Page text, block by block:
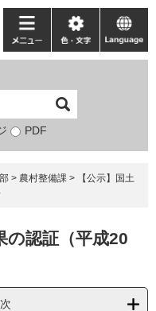
PDF
メ
ニ
ー
色・
文
language
> 農村整備課 >
【公示】国土
の認証（平成20